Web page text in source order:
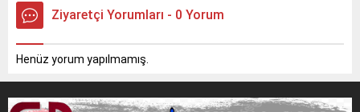
Ziyaretçi Yorumları - 0 Yorum
Henüz yorum yapılmamış.